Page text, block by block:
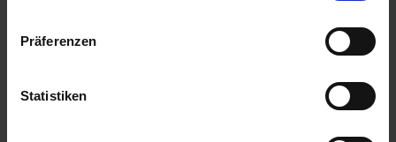
Präferenzen
Statistiken
Abdriftminderungsklassen fällt es vielen Anwendern
ZUM FACHBEITRAG